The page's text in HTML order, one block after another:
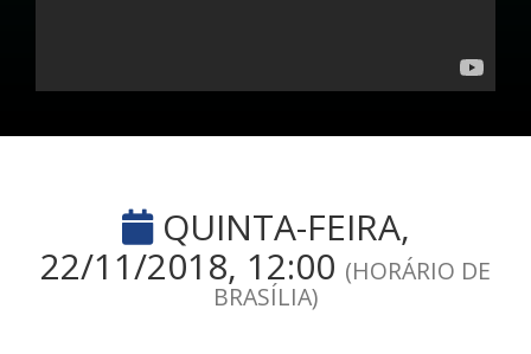
QUINTA-FEIRA,
22/11/2018, 12:00 (HORÁRIO DE
BRASÍLIA)